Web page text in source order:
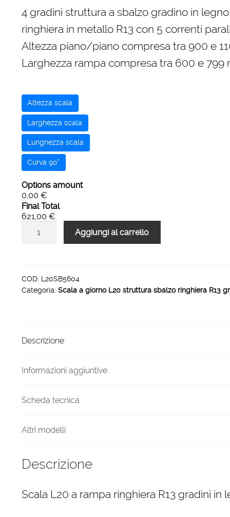
originale
era:
920,00 €.
attuale
è:
621,00 €.
4 gradini struttura a sbalzo gradino in legno
ringhiera in metallo R13 con 5 correnti
Altezza piano/piano compresa tra 900 e
Larghezza rampa compresa tra 600 e 799
Altezza scala
Larghezza scala
Lunghezza scala
Curva 90°
Options amount
0,00 €
Final Total
621,00 €
sbalzo
ringhiera
800
quantità
Aggiungi al carrello
COD: L20SB5604
Categoria: Scala a giorno L20 struttura sbalzo ringhiera R13
Descrizione
Informazioni aggiuntive
Scheda tecnica
Altri modelli
Descrizione
Scala L20 a rampa ringhiera R13 gradini in